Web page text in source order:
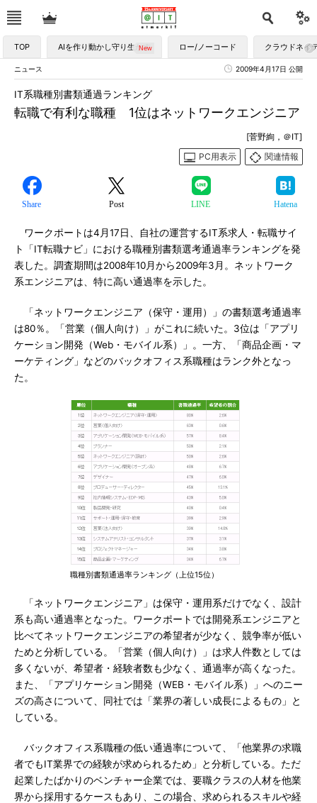
TOP AIを作り動かし守り生かす ロー/ノーコード クラウドネイ
ニュース 2009年4月17日 公開
転職で有利な職種 1位はネットワークエンジニア
IT系職種別書類通過ランキング
[菅野絢，＠IT]
PC用表示
関連情報
Share Post LINE Hatena
ワークポートは4月17日、自社の運営するIT系求人・転職サイ
ト「IT転職ナビ」における職種別書類選考通過率ランキングを発
表した。調査期間は2008年10月から2009年3月。ネットワーク
系エンジニアは、特に高い通過率を示した。
「ネットワークエンジニア（保守・運用）」の書類選考通過率
は80％。「営業（個人向け）」がこれに続いた。3位は「アプリ
ケーション開発（Web・モバイル系）」。一方、「商品企画・マ
ーケティング」などのバックオフィス系職種はランク外となっ
た。
職種別書類通過率ランキング（上位15位）
「ネットワークエンジニア」は保守・運用系だけでなく、設計
系も高い通過率となった。ワークポートでは開発系エンジニアと
比べてネットワークエンジニアの希望者が少なく、競争率が低い
ためと分析している。「営業（個人向け）」は求人件数としては
多くないが、希望者・経験者数も少なく、通過率が高くなった。
また、「アプリケーション開発（WEB・モバイル系）」へのニー
ズの高さについて、同社では「業界の著しい成長によるもの」と
している。
バックオフィス系職種の低い通過率について、「他業界の求職
者でもIT業界での経験が求められるため」と分析している。ただ
起業したばかりのベンチャー企業では、要職クラスの人材を他業
界から採用するケースもあり、この場合、求められるスキルや経